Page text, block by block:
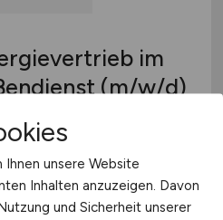
im
(m/w/d)
unsere Website
Inhalten anzuzeigen. Davon
und Sicherheit unserer